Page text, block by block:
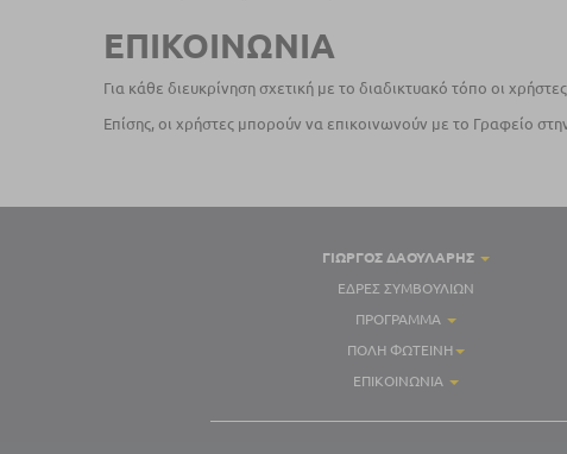
ΕΠΙΚΟΙΝΩΝΙΑ
Για κάθε διευκρίνηση σχετική με το διαδικτυακό τόπο οι
Επίσης, οι χρήστες μπορούν να επικοινωνούν με το Γραφείο
ΓΙΏΡΓΟΣ ΔΑΟΥΛΑΡΗΣ
ΈΔΡΕΣ ΣΥΜΒΟΥΛΊΩΝ
ΠΡΌΓΡΑΜΜΑ
ΠΌΛΗ ΦΩΤΕΙΝΉ
ΕΠΙΚΟΙΝΩΝΊΑ